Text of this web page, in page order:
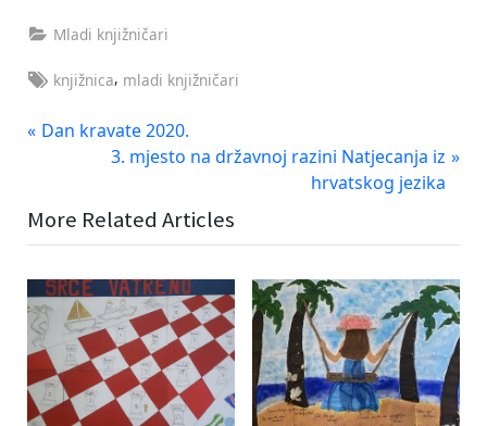
Mladi knjižničari
Tags:
knjižnica, mladi knjižničari
Navigacija
P
v
i
u
s
P
o
s
t
Dan kravate 2020.
N
x
t
o
s
t
:
3. mjesto na državnoj razini Natjecanja iz
hrvatskog jezika
More Related Articles